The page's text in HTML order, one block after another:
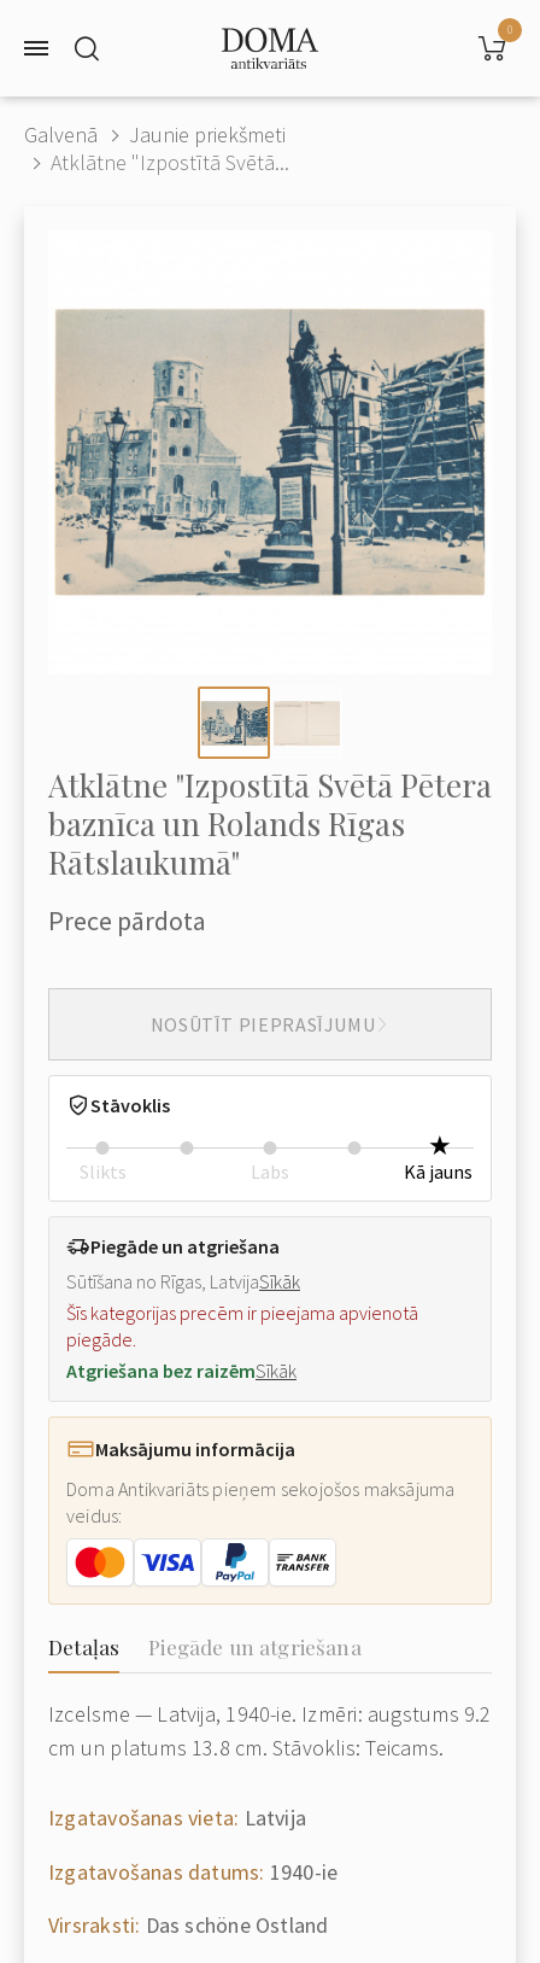
0
Galvenā
Jaunie priekšmeti
Atklātne "Izpostītā Svētā...
Atklātne "Izpostītā Svētā Pētera
baznīca un Rolands Rīgas
Rātslaukumā"
Prece pārdota
NOSŪTĪT PIEPRASĪJUMU
Stāvoklis
Slikts Labs Kā jauns
Piegāde un atgriešana
Sūtīšana no Rīgas, LatvijaSīkāk
Šīs kategorijas precēm ir pieejama apvienotā
piegāde.
Atgriešana bez raizēmSīkāk
Maksājumu informācija
Doma Antikvariāts pieņem sekojošos maksājuma
veidus:
Detaļas Piegāde un atgriešana
Izcelsme — Latvija, 1940-ie. Izmēri: augstums 9.2
cm un platums 13.8 cm. Stāvoklis: Teicams.
Izgatavošanas vieta: Latvija
Izgatavošanas datums: 1940-ie
Virsraksti: Das schöne Ostland